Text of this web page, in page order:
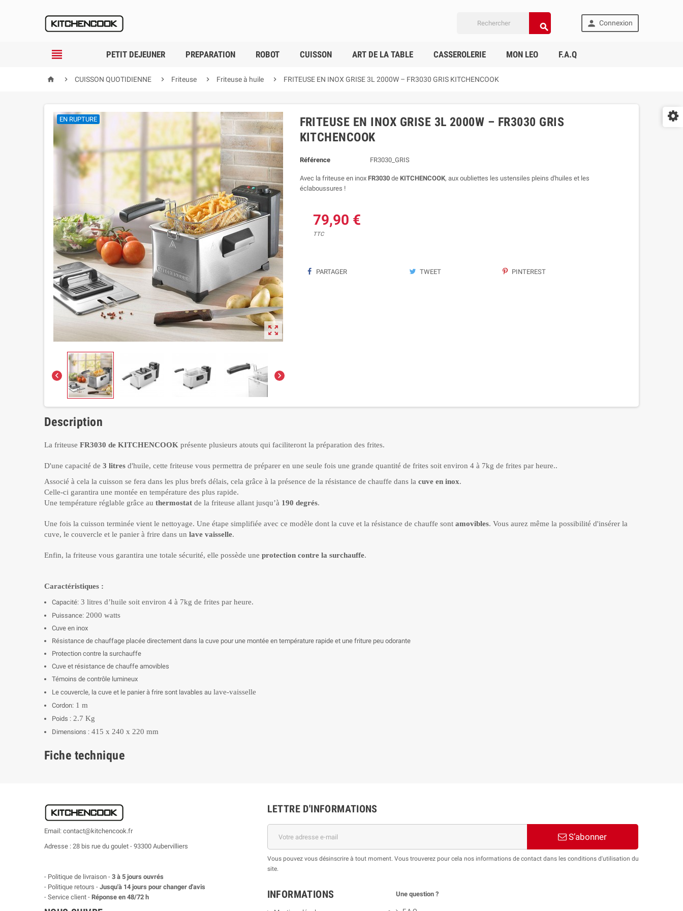
  Connexion
 PETIT DEJEUNER PREPARATION ROBOT CUISSON ART DE LA TABLE CASSEROLERIE MON LEO F.A.Q
  CUISSON QUOTIDIENNE  Friteuse  Friteuse à huile  FRITEUSE EN INOX GRISE 3L 2000W – FR3030 GRIS KITCHENCOOK

 
EN RUPTURE
FRITEUSE EN INOX GRISE 3L 2000W – FR3030 GRIS
KITCHENCOOK
Référence FR3030_GRIS
Avec la friteuse en inox FR3030de KITCHENCOOK, aux oubliettes les ustensiles pleins d'huiles et les
éclaboussures !
79,90 €
TTC
PARTAGER TWEET PINTEREST
Description
La friteuse FR3030 de KITCHENCOOK présente plusieurs atouts qui faciliteront la préparation des frites.
D'une capacité de 3 litres d'huile, cette friteuse vous permettra de préparer en une seule fois une grande quantité de frites soit environ 4 à 7kg de frites par heure..
Associé à cela la cuisson se fera dans les plus brefs délais, cela grâce à la présence de la résistance de chauffe dans la cuve en inox.
Celle-ci garantira une montée en température des plus rapide.
Une température réglable grâce au thermostat de la friteuse allant jusqu’à 190 degrés.
Une fois la cuisson terminée vient le nettoyage. Une étape simplifiée avec ce modèle dont la cuve et la résistance de chauffe sont amovibles. Vous aurez même la possibilité d'insérer la
cuve, le couvercle et le panier à frire dans un lave vaisselle.
Enfin, la friteuse vous garantira une totale sécurité, elle possède une protection contre la surchauffe.
Caractéristiques :
Capacité: 3 litres d’huile soit environ 4 à 7kg de frites par heure.
Puissance: 2000 watts
Cuve en inox
Résistance de chauffage placée directement dans la cuve pour une montée en température rapide et une friture peu odorante
Protection contre la surchauffe
Cuve et résistance de chauffe amovibles
Témoins de contrôle lumineux
Le couvercle, la cuve et le panier à frire sont lavables au lave-vaisselle
Cordon: 1 m
Poids : 2.7 Kg
Dimensions : 415 x 240 x 220 mm
Fiche technique
Email: contact@kitchencook.fr
Adresse : 28 bis rue du goulet - 93300 Aubervilliers
- Politique de livraison - 3 à 5 jours ouvrés
- Politique retours - Jusqu'à 14 jours pour changer d'avis
- Service client - Réponse en 48/72 h
LETTRE D'INFORMATIONS
S’abonner
Vous pouvez vous désinscrire à tout moment. Vous trouverez pour cela nos informations de contact dans les conditions d'utilisation du
site.
INFORMATIONS Une question ?